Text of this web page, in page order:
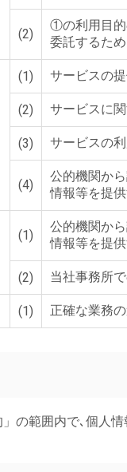
(2)
①の利用目的
委託するため
(1) サービスの
(2) サービスに
(3) サービスの
(4)
公的機関か
情報等を提
(1)
公的機関か
情報等を提
(2) 当社事務所
(1) 正確な業務
の範囲内で､個人